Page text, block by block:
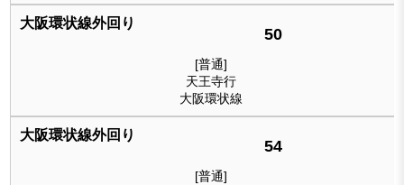
50
[普通]
天王寺行
大阪環状線
54
[普通]